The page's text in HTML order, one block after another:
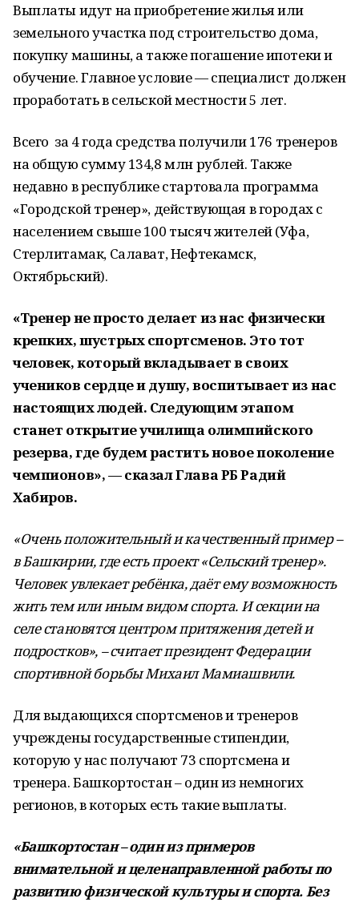
Выплаты идут на приобретение жилья или
земельного участка под строительство дома,
покупку машины, а также погашение ипотеки и
обучение. Главное условие — специалист должен
проработать в сельской местности 5 лет.
Всего за 4 года средства получили 176 тренеров
на общую сумму 134,8 млн рублей. Также
недавно в республике стартовала программа
«Городской тренер», действующая в городах с
населением свыше 100 тысяч жителей (Уфа,
Стерлитамак, Салават, Нефтекамск,
Октябрьский).
«Тренер не просто делает из нас физически
крепких, шустрых спортсменов. Это тот
человек, который вкладывает в своих
учеников сердце и душу, воспитывает из нас
настоящих людей. Следующим этапом
станет открытие училища олимпийского
резерва, где будем растить новое поколение
чемпионов», — сказал Глава РБ Радий
Хабиров.
«Очень положительный и качественный пример –
в Башкирии, где есть проект «Сельский тренер».
Человек увлекает ребёнка, даёт ему возможность
жить тем или иным видом спорта. И секции на
селе становятся центром притяжения детей и
подростков», – считает президент Федерации
спортивной борьбы Михаил Мамиашвили.
Для выдающихся спортсменов и тренеров
учреждены государственные стипендии,
которую у нас получают 73 спортсмена и
тренера. Башкортостан – один из немногих
регионов, в которых есть такие выплаты.
«Башкортостан – один из примеров
внимательной и целенаправленной работы по
развитию физической культуры и спорта. Без